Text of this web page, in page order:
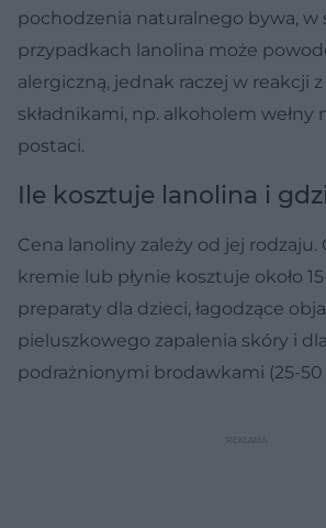
pochodzenia naturalnego bywa, w
przypadkach lanolina może
alergiczną, jednak raczej w reakcji
składnikami, np. alkoholem wełny
postaci.
Ile kosztuje lanolina i
Cena lanoliny zależy od jej rodzaju.
kremie lub płynie kosztuje około
preparaty dla dzieci, łagodzące
pieluszkowego zapalenia skóry i
podrażnionymi brodawkami (25-50